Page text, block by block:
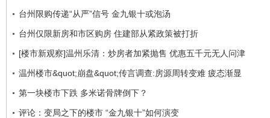
台州限购传递“从严”信号 金九银十或泡汤
台州仅限新房和市区购房 住建部从紧政策被打折
[楼市新观察]温州乐清：炒房者加紧抛售 优惠五千元无人问津
温州楼市&quot;崩盘&quot;传言调查:房源周转变难 疲态渐显
第一块楼市下跌 多米诺骨牌倒下？
评论：变局之下的楼市 “金九银十”如何演变